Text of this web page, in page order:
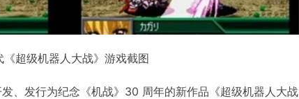
《超级机器人大战》游戏截图
、发行为纪念《机战》30 周年的新作品《超级机器人大战